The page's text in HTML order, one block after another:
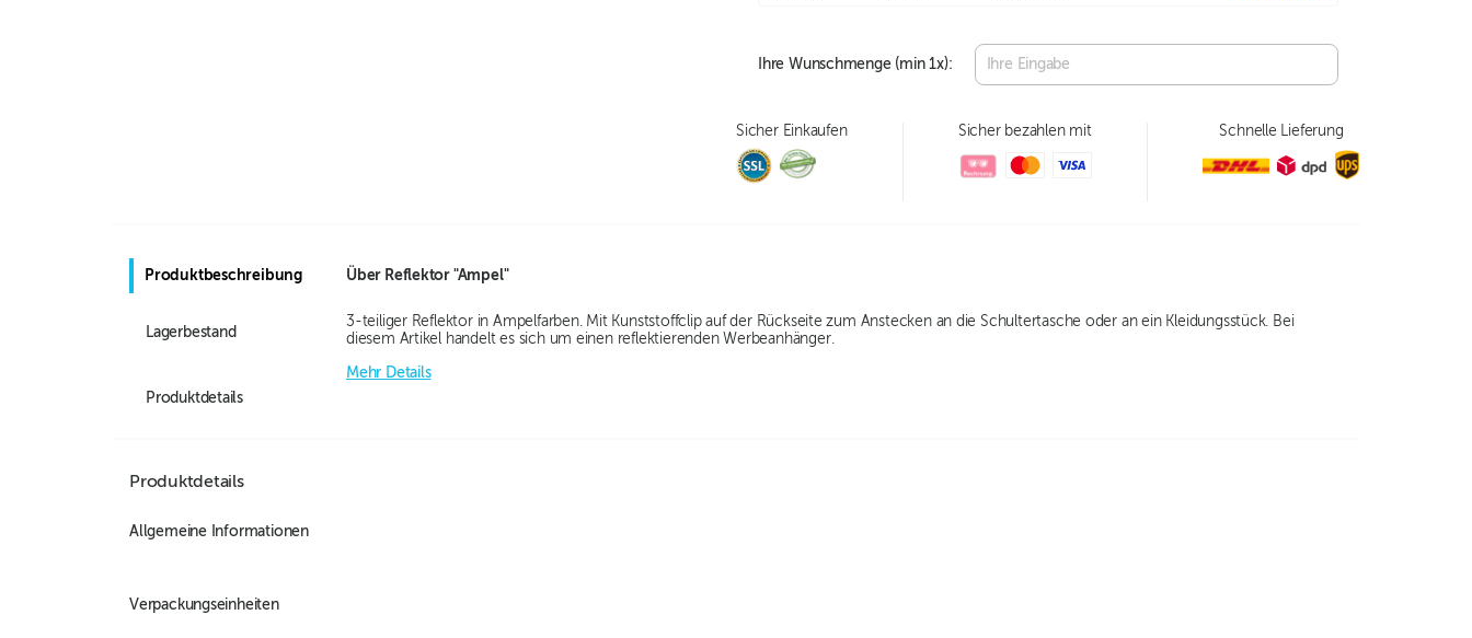
Ihre Wunschmenge (min1x):
Sicher Einkaufen Sicher bezahlen mit Schnelle Lieferung
Produktbeschreibung
Lagerbestand
Produktdetails
Über Reflektor "Ampel"
3-teiliger Reflektor in Ampelfarben. Mit Kunststoffclip auf der Rückseite zum Anstecken an die Schultertasche oder an ein Kleidungsstück. Bei
diesem Artikel handelt es sich um einen reflektierenden Werbeanhänger.
Mehr Details
Produktdetails
Allgemeine Informationen
Verpackungseinheiten